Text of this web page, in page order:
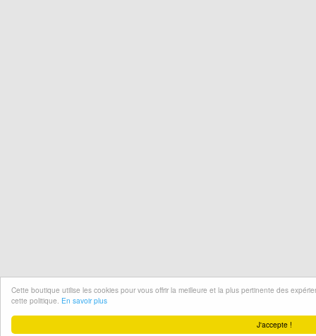
J'accepte !
Cette boutique utilise les cookies pour vous offrir la meilleure et la plus pertinente des
cette politique. En savoir plus